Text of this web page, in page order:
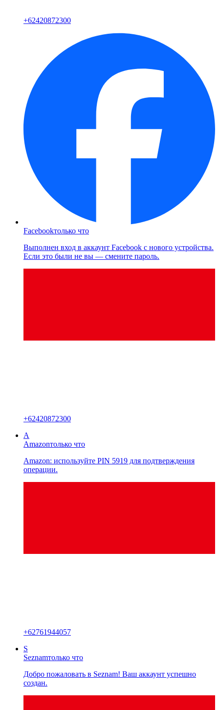
+62420872300
Facebookтолько что
Выполнен вход в аккаунт Facebook с нового устройства.
Если это были не вы — смените пароль.
+62420872300
A
Amazonтолько что
Amazon: используйте PIN 5919 для подтверждения
операции.
+62761944057
S
Seznamтолько что
Добро пожаловать в Seznam! Ваш аккаунт успешно
создан.